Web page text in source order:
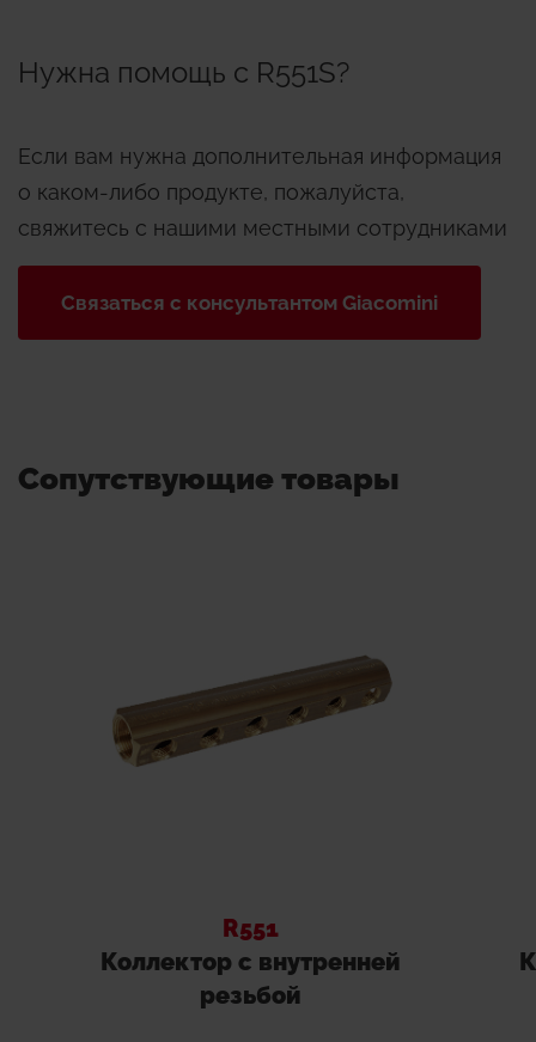
Нужна помощь с R551S?
Если вам нужна дополнительная информация
о каком-либо продукте, пожалуйста,
свяжитесь с нашими местными сотрудниками
Связаться с консультантом Giacomini
Сопутствующие товары
R551
Коллектор с внутренней
резьбой